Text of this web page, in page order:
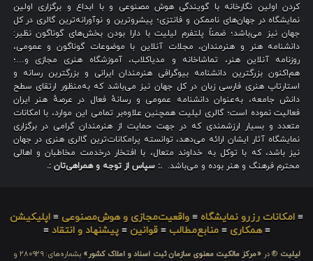
کردن اولین نگارخانه با گویندگی هوش مصنوعی و با ابداع و برگزاری اولین
نمایشگاه در جهان‌های ناممکن و فانتزی؛ پیشروترین و نوآورانه‌ترین گالری در کل
جهان نیز می‌باشد؛ ضمناً پلتفرم لیلیت با دارا بودن بخش‌های گوناگون نظیر:
دانشنامه هنر و هنرمندان، مجلات آنلاین با موضوعات گوناگون و عمومی،
روزنامه آنلاین هنر، تماشاخانه و مدیاکلاب، آموزشگاه هنری مجازی و…؛
هم‌اکنون بزرگترین دانشنامه بیوگرافی هنرمندان ایرانی و بزرگترین رسانه و
استارتاپ هنری فارسی زبان در کل جهان نیز می‌باشد که به‌منظور ارتقای سطح
دانش جامعه، به‌عنوان دانشنامه عمومی و رسانهٔ فعال در عرصهٔ هنر ایران
فعالیت نموده است؛ گالری لیلیت همچنین علاوه‌بر تمامی این موارد، با امکانات
متعدد و بسیار ارزشمندی که در جهت حمایت از هنرمندان گرامی در برگزاری
نمایشگاه آثار ایشان ارائه می‌دهد، توانسته پرامکانات‌ترین گالری هنری در جهان
نیز باشد، که با توکل به خداوند متعال، با افتخار درخدمت مخاطبان و اهالی
محترم فرهنگ و هنر بوده و می‌باشد. .: سپاس از توجه و همراهی‌تان :.
≡ امکانات رزرو نمایشگاه ≡ واقعیت‌مجازی و هوش‌مصنوعی ≡ اپلیکیشن
≡همکاری ≡منابع‌مطالب ≡قوانین ≡پیشنهاد و انتقاد ≡
لیلیت ® در «مرکز مالکیت معنوی سازمان ثبت اسناد و املاک کشور»
بشماره‌های: ۲۸۰۹۲۹ و